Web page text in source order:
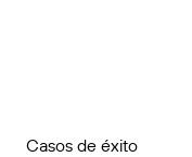
Casos de éxito